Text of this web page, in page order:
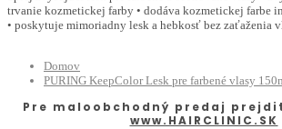
trvanie kozmetickej farby • dodáva kozmetickej farbe
• poskytuje mimoriadny lesk a hebkosť bez zaťaženia
Domov
PURING KeepColor Lesk pre farbené vlasy
Pre maloobchodný predaj
www.HAIRCLINIC.SK